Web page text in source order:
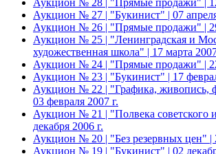
Аукцион № 27 | "Букинист" | 07
Аукцион № 26 | "Прямые продажи" |
Аукцион № 25 | "Ленинградская и
художественная школа" | 17 марта
Аукцион № 24 | "Прямые продажи" |
Аукцион № 23 | "Букинист" | 17
Аукцион № 22 | "Графика, живопись,
03 февраля 2007 г.
Аукцион № 21 | "Полвека советского
декабря 2006 г.
Аукцион № 20 | "Без резервных цен" |
Аукцион № 19 | "Букинист" | 02